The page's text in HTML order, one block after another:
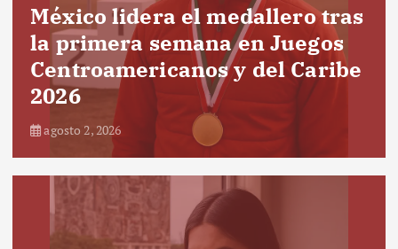
México lidera el medallero tras
la primera semana en Juegos
Centroamericanos y del Caribe
2026
agosto 2, 2026